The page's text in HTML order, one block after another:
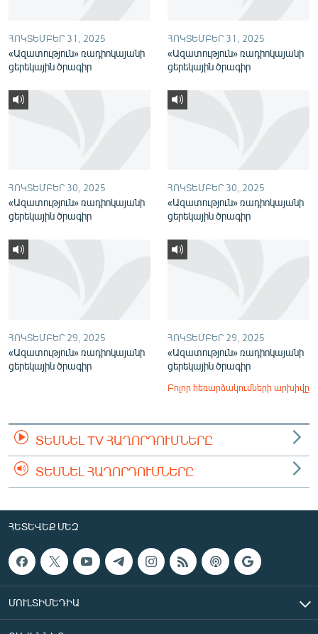
Русский
ՀԵՏԵՎԵՔ ՄԵԶ
«Ազատության» բոլոր կայքերը
ՀՈԿՏԵՄԲԵՐ 31, 2025
«Ազատություն» ռադիոկայանի
ցերեկային ծրագիր
ՀՈԿՏԵՄԲԵՐ 31, 2025
«Ազատություն» ռադիոկայանի
ցերեկային ծրագիր
ՀՈԿՏԵՄԲԵՐ 30, 2025
«Ազատություն» ռադիոկայանի
ցերեկային ծրագիր
ՀՈԿՏԵՄԲԵՐ 30, 2025
«Ազատություն» ռադիոկայանի
ցերեկային ծրագիր
ՀՈԿՏԵՄԲԵՐ 29, 2025
«Ազատություն» ռադիոկայանի
ցերեկային ծրագիր
ՀՈԿՏԵՄԲԵՐ 29, 2025
«Ազատություն» ռադիոկայանի
ցերեկային ծրագիր
Բոլոր հեռարձակումների արխիվը
ՏԵՍՆԵԼ TV ՀԱՂՈՐԴՈՒՄՆԵՐԸ
ՏԵՍՆԵԼ ՀԱՂՈՐԴՈՒՄՆԵՐԸ
ՀԵՏԵՎԵՔ ՄԵԶ
ՄՈՒԼՏԻՄԵԴԻԱ